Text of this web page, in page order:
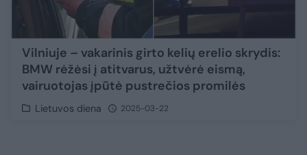
Vilniuje – vakarinis girto kelių erelio skrydis:
BMW rėžėsi į atitvarus, užtvėrė eismą,
vairuotojas įpūtė pustrečios promilės
Lietuvos diena 2025-03-22